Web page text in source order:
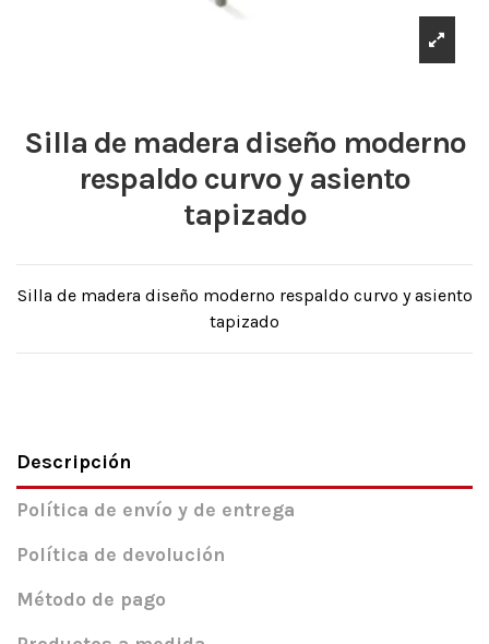
Silla de madera diseño moderno
respaldo curvo y asiento
tapizado
Silla de madera diseño moderno respaldo curvo y asiento
tapizado
Descripción
Política de envío y de entrega
Política de devolución
Método de pago